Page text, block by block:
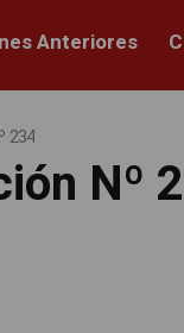
Anteriores
234
Nº